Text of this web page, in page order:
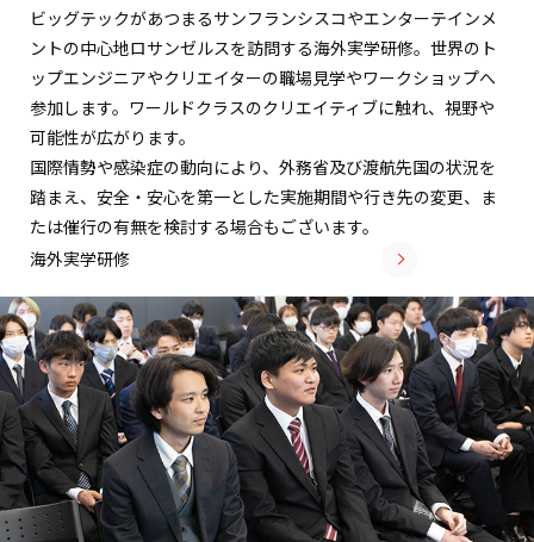
ビッグテックがあつまるサンフランシスコやエンターテインメ
ントの中心地ロサンゼルスを訪問する海外実学研修。世界のト
ップエンジニアやクリエイターの職場見学やワークショップへ
参加します。ワールドクラスのクリエイティブに触れ、視野や
可能性が広がります。
国際情勢や感染症の動向により、外務省及び渡航先国の状況を
踏まえ、安全・安心を第一とした実施期間や行き先の変更、ま
たは催行の有無を検討する場合もございます。
海外実学研修